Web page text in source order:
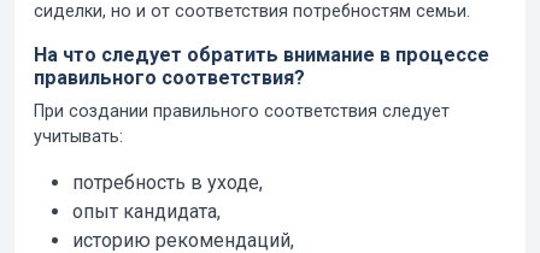
сиделки, но и от соответствия потребностям семьи.
На что следует обратить внимание в процессе
правильного соответствия?
При создании правильного соответствия следует
учитывать:
потребность в уходе,
опыт кандидата,
историю рекомендаций,